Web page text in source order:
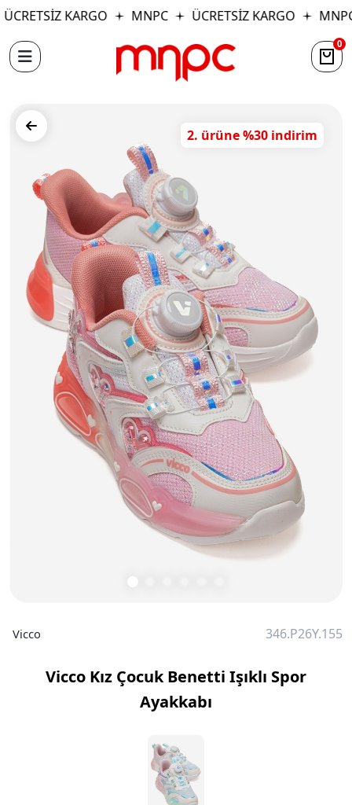
KARGO MNPC ÜCRETSİZ KARGO MNPC
0
2. ürüne %30 indirim
Vicco 346.P26Y.155
Vicco Kız Çocuk Benetti Işıklı Spor
Ayakkabı